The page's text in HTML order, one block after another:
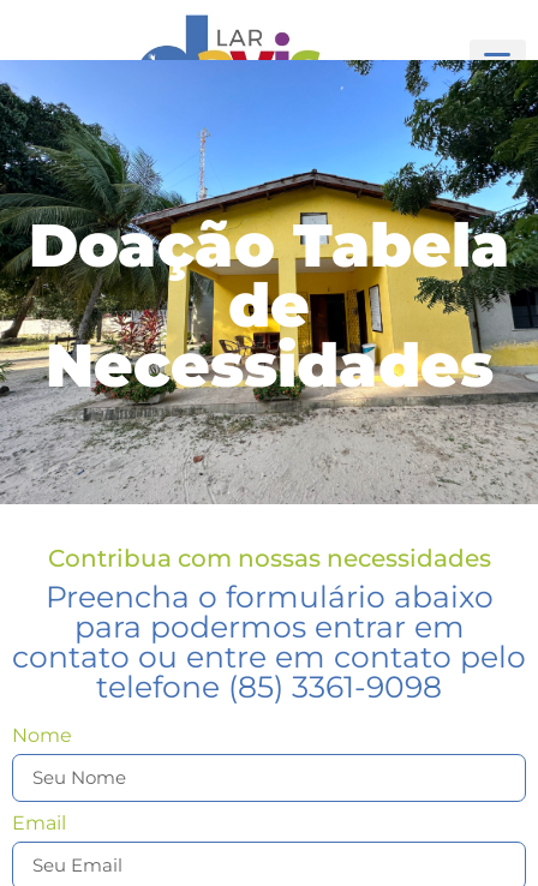
Doação Tabela
de
Necessidades
Contribua com nossas necessidades
Preencha o formulário abaixo
para podermos entrar em
contato ou entre em contato pelo
telefone (85) 3361-9098
Nome
Email